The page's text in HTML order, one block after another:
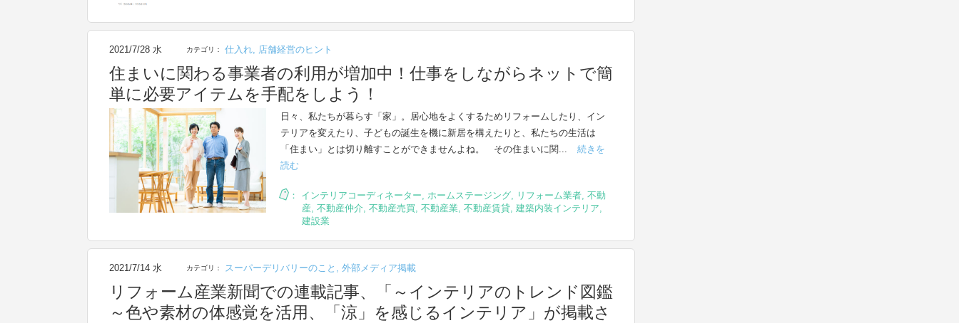
2021/7/28 水 カテゴリ： 仕入れ, 店舗経営のヒント
住まいに関わる事業者の利用が増加中！仕事をしながらネットで簡
単に必要アイテムを手配をしよう！
日々、私たちが暮らす「家」。居心地をよくするためリフォームしたり、イン
テリアを変えたり、子どもの誕生を機に新居を構えたりと、私たちの生活は
「住まい」とは切り離すことができませんよね。 その住まいに関...
続きを
読む
： インテリアコーディネーター, ホームステージング, リフォーム業者, 不動
産, 不動産仲介, 不動産売買, 不動産業, 不動産賃貸, 建築内装インテリア,
建設業
2021/7/14 水 カテゴリ： スーパーデリバリーのこと , 外部メディア掲載
リフォーム産業新聞での連載記事、「～インテリアのトレンド図鑑
～色や素材の体感覚を活用、「涼」を感じるインテリア」が掲載さ